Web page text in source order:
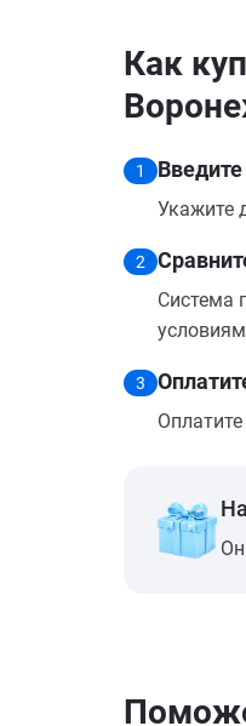
Как
1
Укажите
2
Система
3